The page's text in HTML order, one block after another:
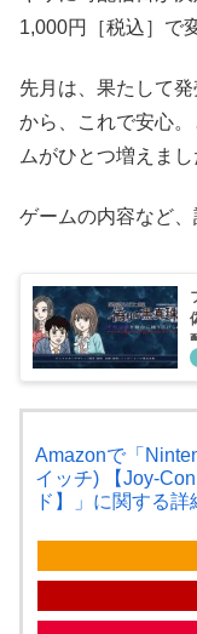
1,000円［税込］で
先月は、果たして
から、これで安心
ムがひとつ増えまし
ゲームの内容など
Amazonで「
イッチ) 【Joy-
ド】」に関する詳